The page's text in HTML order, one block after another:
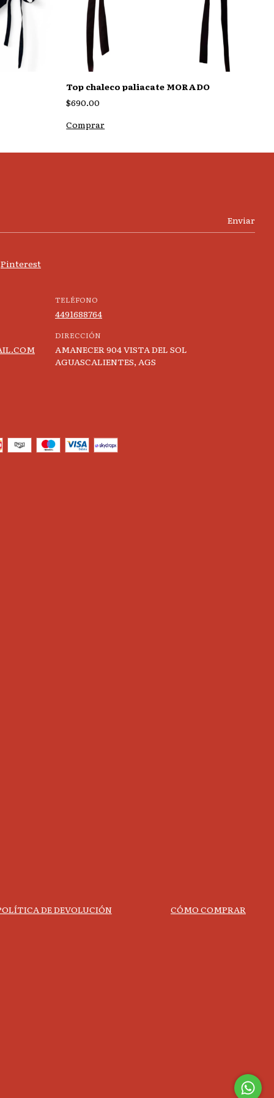
Top chaleco paliacate MORADO
$690.00
Comprar
Pinterest
TELÉFONO
4491688764
DIRECCIÓN
AMANECER 904 VISTA DEL SOL
AGUASCALIENTES, AGS
DE DEVOLUCIÓN CÓMO COMPRAR